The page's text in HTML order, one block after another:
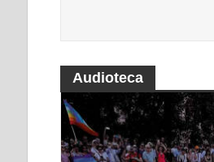
Audioteca